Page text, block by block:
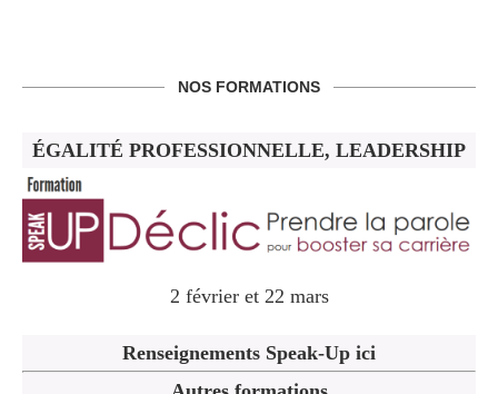
NOS FORMATIONS
ÉGALITÉ PROFESSIONNELLE, LEADERSHIP
2 février et 22 mars
Renseignements Speak-Up ici